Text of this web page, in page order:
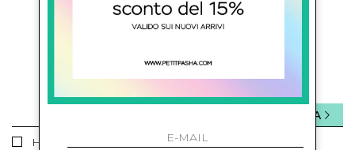
ISCRIVITI ALLA NEWSLETTER
Ho letto ed accettato le condizioni sulla privacy.
INVIA